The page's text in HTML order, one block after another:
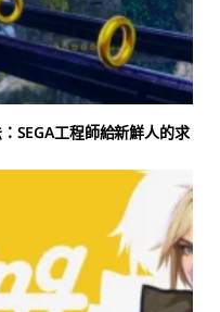
SEGA工程師給新鮮人的求